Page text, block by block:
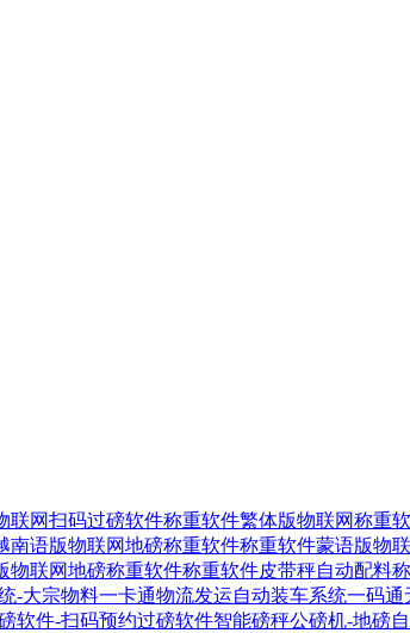
联网扫码过磅软件称重软件繁体版物联网称重
南语版物联网地磅称重软件称重软件蒙语版物
物联网地磅称重软件称重软件皮带秤自动配料
-大宗物料一卡通物流发运自动装车系统一码通
软件-扫码预约过磅软件智能磅秤公磅机-地磅